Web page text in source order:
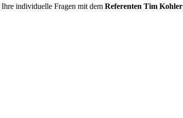
individuelle Fragen mit dem Referenten Tim Kohler